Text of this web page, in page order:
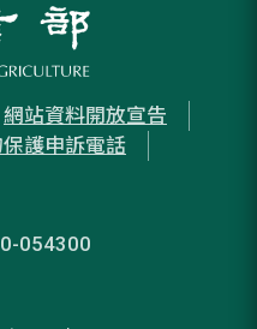
網站資料開放宣告
護申訴電話
054300